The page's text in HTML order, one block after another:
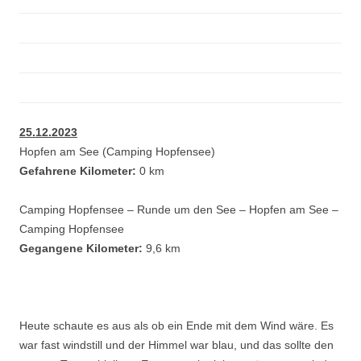
25.12.2023
Hopfen am See (Camping Hopfensee)
Gefahrene Kilometer: 0 km
Camping Hopfensee – Runde um den See – Hopfen am See –
Camping Hopfensee
Gegangene Kilometer: 9,6 km
Heute schaute es aus als ob ein Ende mit dem Wind wäre. Es
war fast windstill und der Himmel war blau, und das sollte den